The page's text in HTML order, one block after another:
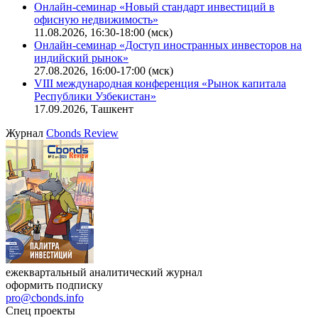
Онлайн-семинар «Новый стандарт инвестиций в
офисную недвижимость»
11.08.2026, 16:30-18:00 (мск)
Онлайн-семинар «Доступ иностранных инвесторов на
индийский рынок»
27.08.2026, 16:00-17:00 (мск)
VIII международная конференция «Рынок капитала
Республики Узбекистан»
17.09.2026, Ташкент
Журнал Cbonds Review
ежеквартальный аналитический журнал
оформить подписку
pro@cbonds.info
Спец проекты